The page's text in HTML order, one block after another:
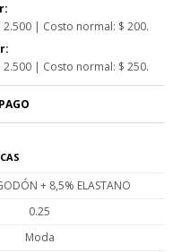
| Costo normal: $ 200.
| Costo normal: $ 250.
+ 8,5% ELASTANO
0.25
Moda